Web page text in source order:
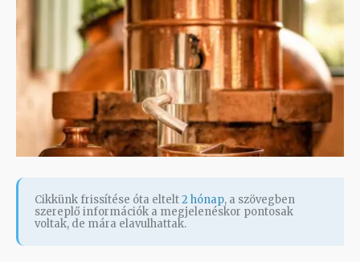
Cikkünk frissítése óta eltelt2 hónap, a szövegben
szereplő információk a megjelenéskor pontosak
voltak, de mára elavulhattak.